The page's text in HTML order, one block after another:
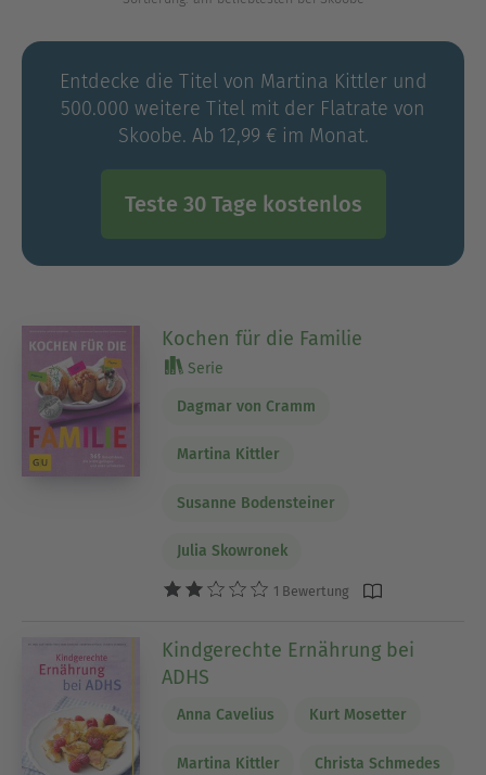
Entdecke die Titel von Martina Kittler und
500.000 weitere Titel mit der Flatrate von
Skoobe. Ab 12,99 € im Monat.
Teste 30 Tage kostenlos
Kochen für die Familie
Serie
Dagmar von Cramm
Martina Kittler
Susanne Bodensteiner
Julia Skowronek
1 Bewertung
Kindgerechte Ernährung bei
ADHS
Anna Cavelius Kurt Mosetter
Martina Kittler Christa Schmedes